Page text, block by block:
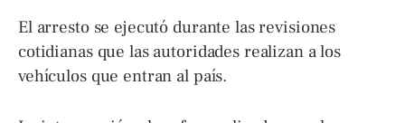
El arresto se ejecutó durante las revisiones
cotidianas que las autoridades realizan a los
vehículos que entran al país.